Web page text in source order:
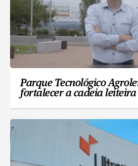
Parque Tecnológico
fortalecer a cadeia